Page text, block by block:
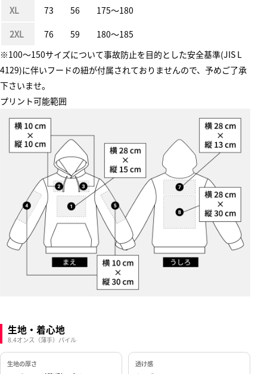
XL
73 56
175〜180
2XL
76 59
180〜185
※100～150サイズについて事故防止を目的とした安全基準(JIS L
4129)に伴いフードの紐が付属されておりませんので、予めご了承
下さいませ。
プリント可能範囲
生地・着心地
8.4オンス（薄手）パイル
生地の厚さ 透け感